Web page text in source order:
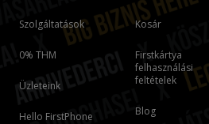
Szolgáltatások
0% THM
Üzleteink
Hello FirstPhone
Kosár
Firstkártya
felhasználási
feltételek
Blog